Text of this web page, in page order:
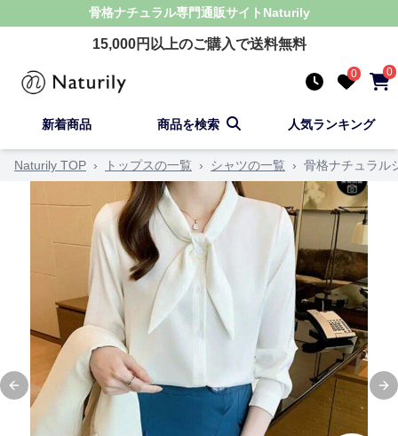
骨格ナチュラル専門通販サイト Naturily
15,000円以上のご購入で送料無料
0 0
新着商品 商品を検索 人気ランキング
Naturily TOP › トップスの一覧 › シャツの一覧 › 骨格ナチュラル
Previous slide